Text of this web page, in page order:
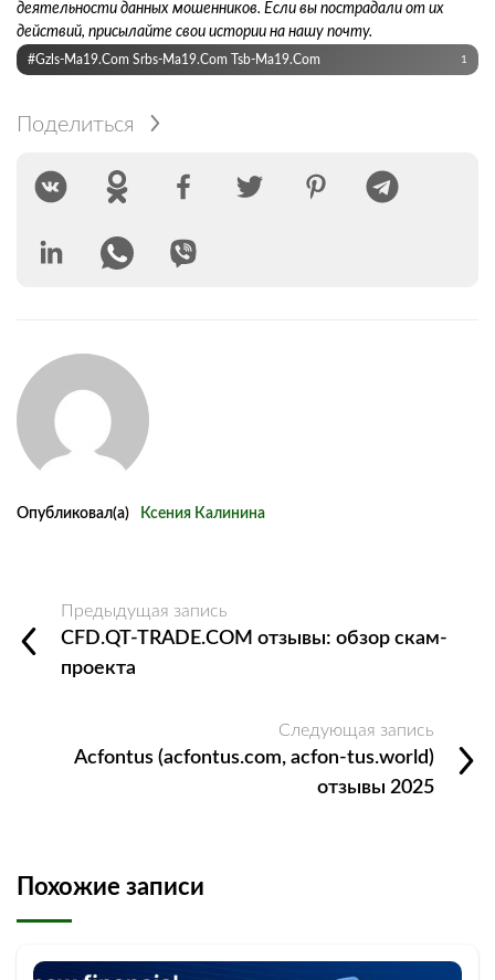
деятельности данных мошенников. Если вы пострадали от их
действий, присылайте свои истории на нашу почту.
#gzls-Ma19.com Srbs-Ma19.com Tsb-Ma19.com 1
Поделиться
Опубликовал(а) Ксения Калинина
Предыдущая запись
CFD.QT-TRADE.COM отзывы: обзор скам-
проекта
Следующая запись
Acfontus (acfontus.com, acfon-tus.world)
отзывы 2025
Похожие записи